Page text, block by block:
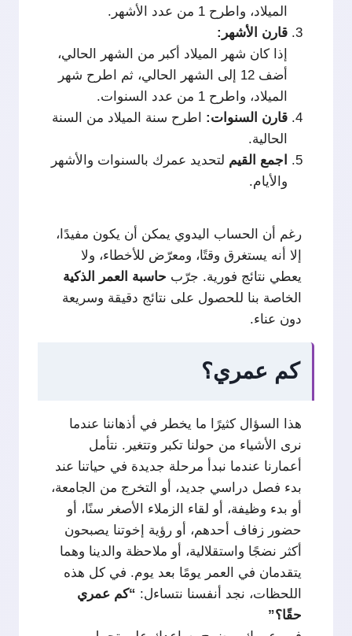
الميلاد، واطرح 1 من عدد الأشهر.
قارن
الأشهر:
إذا كان شهر الميلاد أكبر من الشهر الحالي،
أضف 12 إلى الشهر الحالي، ثم اطرح شهر
الميلاد، واطرح 1 من عدد السنوات.
قارن السنوات: اطرح سنة الميلاد من السنة
الحالية.
اجمع القيم لتحديد عمرك بالسنوات والأشهر
والأيام.
رغم أن الحساب اليدوي يمكن أن يكون مفيدًا،
إلا أنه يستغرق وقتًا، ومعرّض للأخطاء، ولا
يعطي نتائج فورية. جرّب حاسبة العمر الذكية
الخاصة بنا للحصول على نتائج دقيقة وسريعة
دون عناء.
كم عمري؟
هذا السؤال كثيرًا ما يخطر في أذهاننا عندما
نرى الأشياء من حولنا تكبر وتتغير. نتأمل
أعمارنا عندما نبدأ مرحلة جديدة في حياتنا عند
بدء فصل دراسي جديد، أو التخرج من الجامعة،
أو بدء وظيفة، أو لقاء الزملاء الأصغر سنًا، أو
حضور زفاف أحدهم، أو رؤية إخوتنا يصبحون
أكثر نضجًا واستقلالية، أو ملاحظة والدينا وهما
يتقدمان في العمر يومًا بعد يوم. في كل هذه
اللحظات، نجد أنفسنا نتساءل: “كم عمري
حقًا؟”